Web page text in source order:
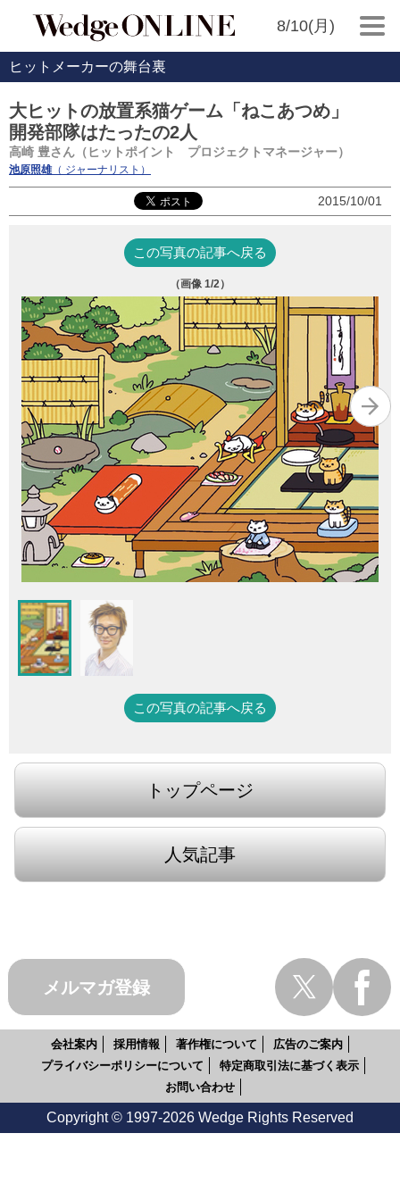
8/10(月)
ヒットメーカーの舞台裏
大ヒットの放置系猫ゲーム「ねこあつめ」
開発部隊はたったの2人
高崎 豊さん（ヒットポイント プロジェクトマネージャー）
池原照雄（ ジャーナリスト）
2015/10/01
この写真の記事へ戻る
（画像 1/2）
この写真の記事へ戻る
トップページ
人気記事
メルマガ登録
会社案内 採用情報 著作権について
広告のご案内
プライバシーポリシーについて
特定商取引法に基づく表示
お問い合わせ
Copyright © 1997-2026 Wedge Rights Reserved